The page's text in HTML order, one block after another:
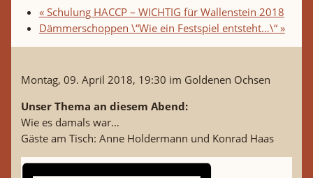
«Schulung HACCP – WICHTIG für Wallenstein 2018
Dämmerschoppen \“Wie ein Festspiel entsteht…\“ »
Montag, 09. April 2018, 19:30 im Goldenen Ochsen
Unser Thema an diesem Abend:
Wie es damals war…
Gäste am Tisch: Anne Holdermann und Konrad Haas